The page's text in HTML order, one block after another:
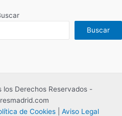
Buscar
los Derechos Reservados -
de Cookies Aviso Legal